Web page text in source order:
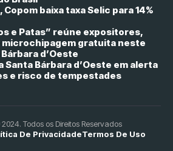
baixa taxa Selic para 14%
e Patas” reúne expositores,
microchipagem gratuita neste
d’Oeste
Bárbara d’Oeste em alerta
e risco de tempestades
Todos os Direitos Reservados
De PrivacidadeTermos De Uso